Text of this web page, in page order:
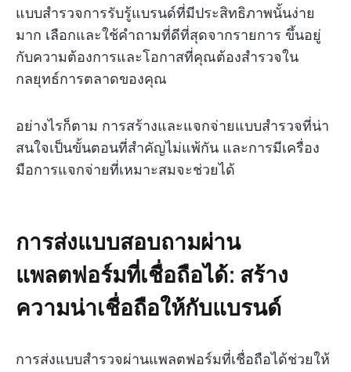
แบบสำรวจการรับรู้แบรนด์ที่มีประสิทธิภาพนั้นง่าย
มาก เลือกและใช้คำถามที่ดีที่สุดจากรายการ ขึ้นอยู่
กับความต้องการและโอกาสที่คุณต้องสำรวจใน
กลยุทธ์การตลาดของคุณ
อย่างไรก็ตาม การสร้างและแจกจ่ายแบบสำรวจที่น่า
สนใจเป็นขั้นตอนที่สำคัญไม่แพ้กัน และการมีเครื่อง
มือการแจกจ่ายที่เหมาะสมจะช่วยได้
การส่งแบบสอบถามผ่าน
แพลตฟอร์มที่เชื่อถือได้: สร้าง
ความน่าเชื่อถือให้กับแบรนด์
การส่งแบบสำรวจผ่านแพลตฟอร์มที่เชื่อถือได้ช่วยให้